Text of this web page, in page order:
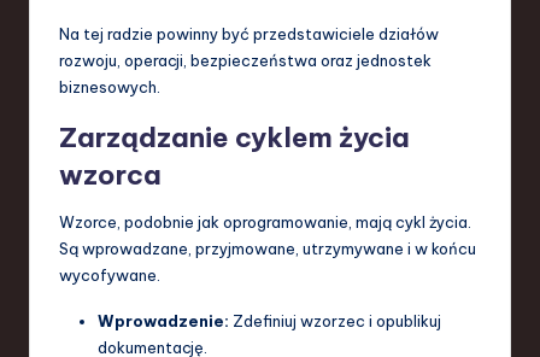
Na tej radzie powinny być przedstawiciele działów
rozwoju, operacji, bezpieczeństwa oraz jednostek
biznesowych.
Zarządzanie cyklem życia
wzorca
Wzorce, podobnie jak oprogramowanie, mają cykl życia.
Są wprowadzane, przyjmowane, utrzymywane i w końcu
wycofywane.
Wprowadzenie: Zdefiniuj wzorzec i opublikuj
dokumentację.